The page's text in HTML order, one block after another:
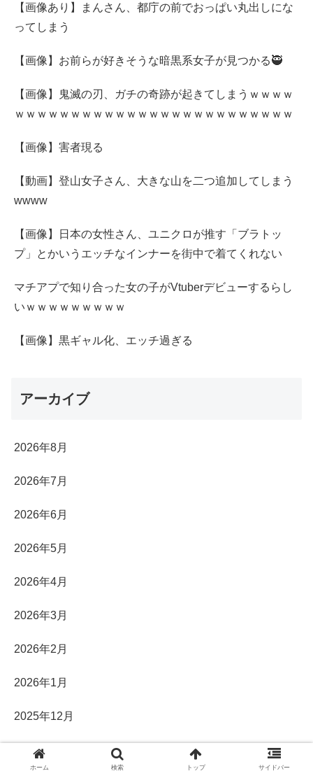
【画像あり】まんさん、都庁の前でおっぱい丸出しにな
ってしまう
【画像】お前らが好きそうな暗黒系女子が見つかる🥷
【画像】鬼滅の刃、ガチの奇跡が起きてしまうｗｗｗｗ
ｗｗｗｗｗｗｗｗｗｗｗｗｗｗｗｗｗｗｗｗｗｗｗｗｗ
【画像】害者現る
【動画】登山女子さん、大きな山を二つ追加してしまう
wwww
【画像】日本の女性さん、ユニクロが推す「ブラトッ
プ」とかいうエッチなインナーを街中で着てくれない
マチアプで知り合った女の子がVtuberデビューするらし
いｗｗｗｗｗｗｗｗｗ
【画像】黒ギャル化、エッチ過ぎる
アーカイブ
2026年8月
2026年7月
2026年6月
2026年5月
2026年4月
2026年3月
2026年2月
2026年1月
2025年12月
2025年11月
ホーム 検索 トップ サイドバー